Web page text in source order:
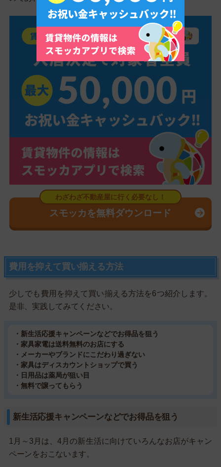
スモッカを無料ダウンロード
費用を抑えて買い揃える方法
少しでも費用を抑えて買い揃える方法を6つ紹介します。
是非、実践してみてください。
・新生活応援キャンペーンなどでお得品を狙う
・家具家電は送料無料のお店にする
・メーカーやブランドにこだわり過ぎない
・家具はディスカウントショップで買う
・日用品は薬局が狙い目
・無料で譲ってもらう
新生活応援キャンペーンなどでお得品を狙う
1月～3月は、4月の新生活に向けていろんなお店がキャン
ペーンをおこないます。